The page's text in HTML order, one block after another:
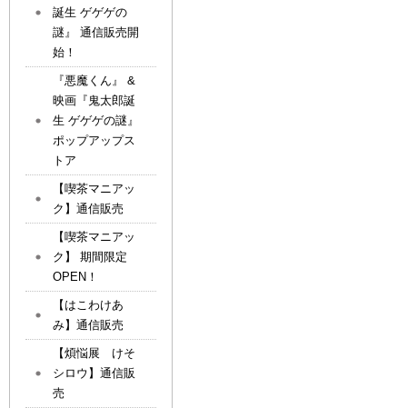
誕生 ゲゲゲの
謎』 通信販売開
始！
『悪魔くん』 &
映画『鬼太郎誕
生 ゲゲゲの謎』
ポップアップス
トア
【喫茶マニアッ
ク】通信販売
【喫茶マニアッ
ク】 期間限定
OPEN！
【はこわけあ
み】通信販売
【煩悩展 けそ
シロウ】通信販
売